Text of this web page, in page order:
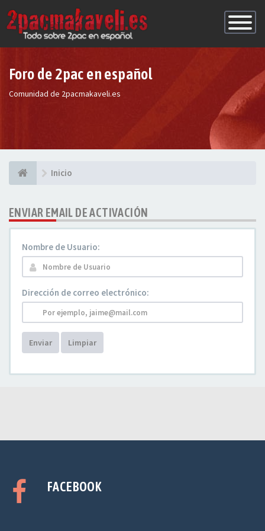
de
Foro de 2pac en español
Comunidad de 2pacmakaveli.es
Inicio
ENVIAR EMAIL DE ACTIVACIÓN
Nombre de Usuario:
Dirección de correo electrónico:
Enviar Limpiar
FACEBOOK